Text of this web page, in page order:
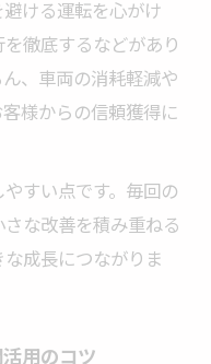
ける運転を心がけ
徹底するなどがあり
、車両の消耗軽減や
様からの信頼獲得に
すい点です。毎回の
な改善を積み重ねる
成長につながりま
用のコツ